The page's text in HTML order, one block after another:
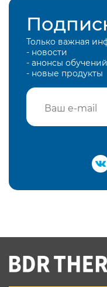
Только важная
- новости
- анонсы
- новые продукты
Подтвердить e-
Вы соглашаетесь с